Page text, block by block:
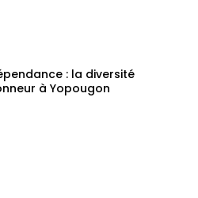
: la diversité
à Yopougon